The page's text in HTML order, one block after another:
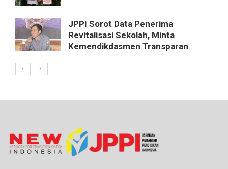
JPPI Sorot Data Penerima
Revitalisasi Sekolah, Minta
Kemendikdasmen Transparan